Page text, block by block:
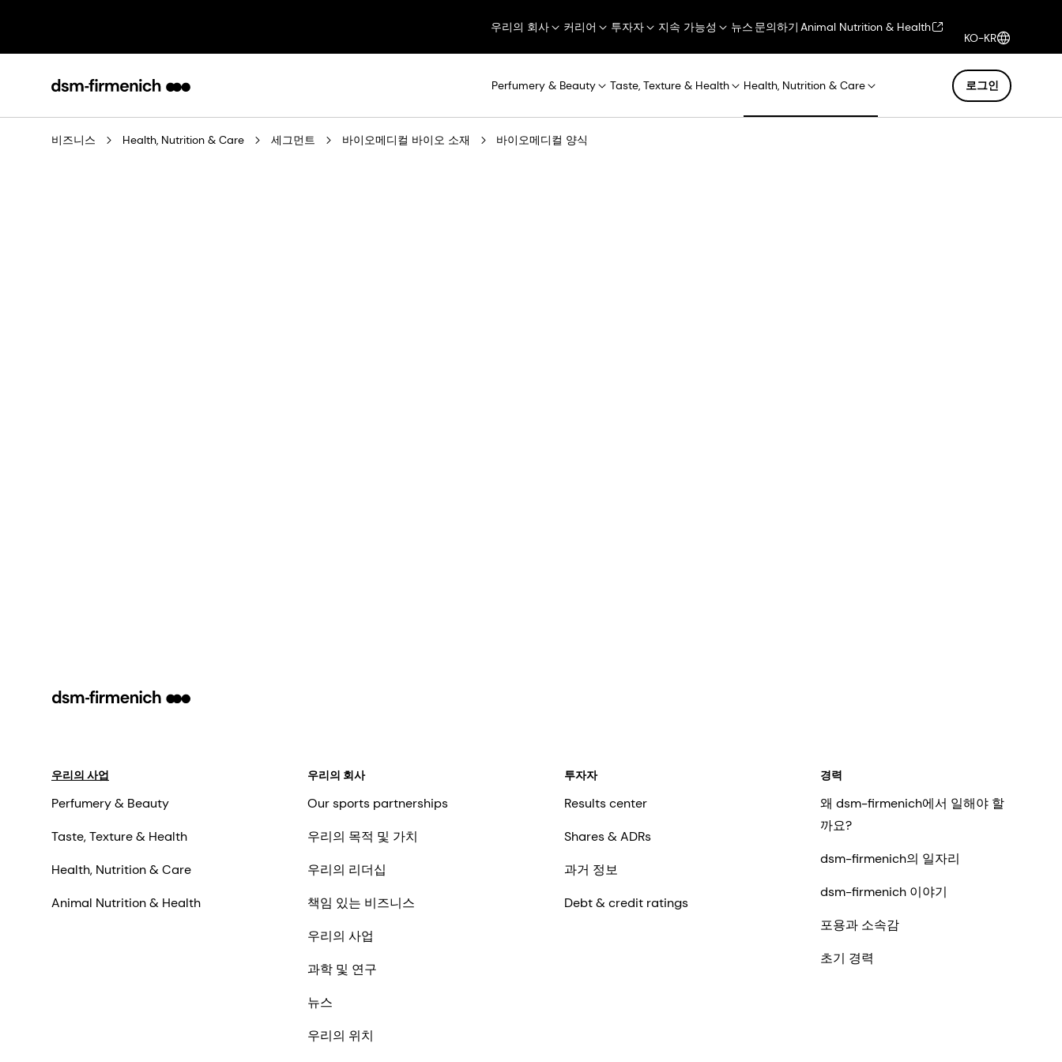
우리의 회사 커리어 투자자 지속 가능성 뉴스 문의하기 Animal Nutrition & Health
KO-KR
Perfumery & Beauty Taste, Texture & Health Health, Nutrition & Care 로그인
비즈니스 Health, Nutrition & Care 세그먼트 바이오메디컬 바이오 소재 바이오메디컬 양식
이 페이지는 AI를 사용하여 자동 번역되었습니다. 정확성을 목표로 하지만, 번역
언어 버전을 참조해 주시기 바랍니다. AI 번역은 사용자의 재량에 따라 사용하시
우리의 사업
Perfumery & Beauty
Taste, Texture & Health
Health, Nutrition & Care
Animal Nutrition & Health
우리의 회사
Our sports partnerships
우리의 목적 및 가치
우리의 리더십
책임 있는 비즈니스
우리의 사업
과학 및 연구
뉴스
우리의 위치
투자자
Results center
Shares & ADRs
과거 정보
Debt & credit ratings
경력
왜 dsm-firmenich에서 일해야 할
까요?
dsm-firmenich의 일자리
dsm-firmenich 이야기
포용과 소속감
초기 경력